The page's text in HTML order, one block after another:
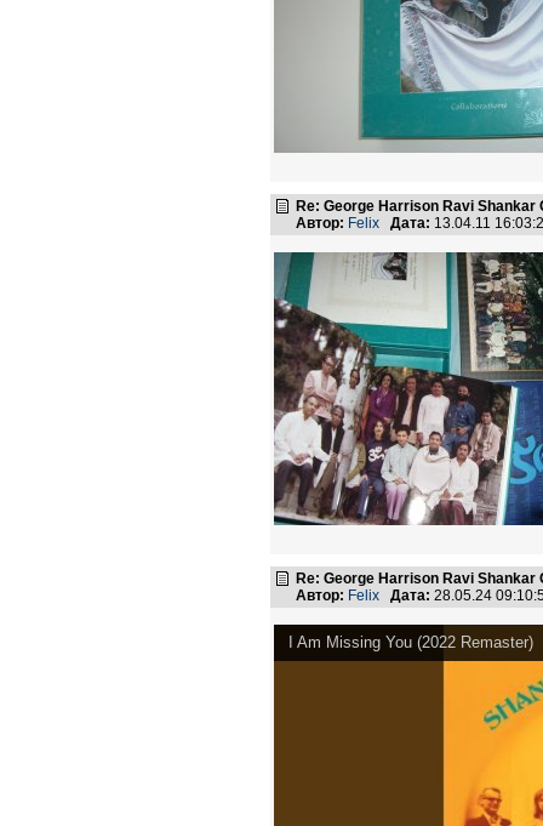
Re: George Harrison Ravi
Автор: Felix Дата: 13.04.11
Re: George Harrison Ravi
Автор: Felix Дата: 28.05.24
I Am Missing You (2022 Remaster)